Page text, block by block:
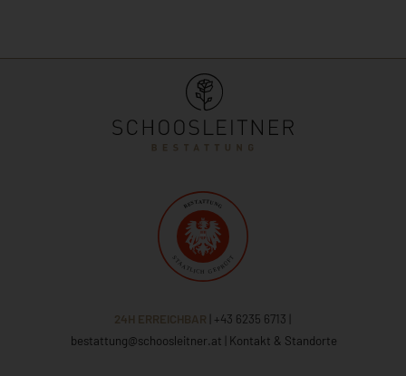
24H ERREICHBAR | +43 6235 6713
bestattung@schoosleitner.at
Kontakt & Standorte